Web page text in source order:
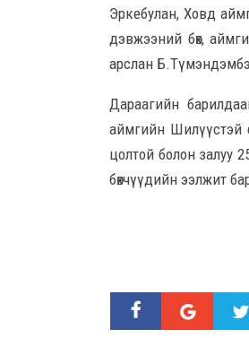
Эркебулан, Ховд
дэвжээний бөх,
арслан
Дараагийн
аймгийн Шилүүстэй
цолтой болон залуу
бөхчүүдийн ээлжит